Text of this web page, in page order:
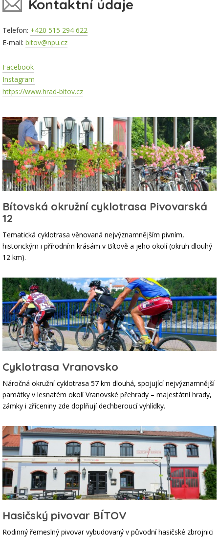
Kontaktní údaje
Telefon: +420 515 294 622
E-mail: bitov@npu.cz
Facebook
Instagram
https://www.hrad-bitov.cz
Bítovská okružní cyklotrasa Pivovarská
12
Tematická cyklotrasa věnovaná nejvýznamnějším pivním,
historickým i přírodním krásám v Bítově a jeho okolí (okruh dlouhý
12 km).
Cyklotrasa Vranovsko
Náročná okružní cyklotrasa 57 km dlouhá, spojující nejvýznamnější
památky v lesnatém okolí Vranovské přehrady – majestátní hrady,
zámky i zříceniny zde doplňují dechberoucí vyhlídky.
Hasičský pivovar BÍTOV
Rodinný řemeslný pivovar vybudovaný v původní hasičské zbrojnici